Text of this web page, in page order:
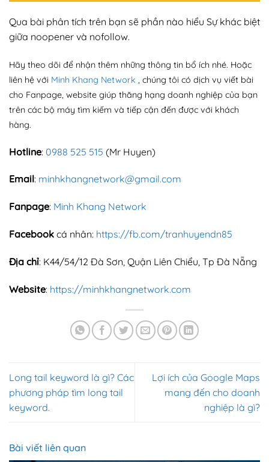
Qua bài phân tích trên bạn sẽ phần nào hiểu Sự khác biệt
giữa noopener và nofollow.
Hãy theo dõi để nhận thêm những thông tin bổ ích nhé. Hoặc
liên hệ với Minh Khang Network , chúng tôi có dịch vụ viết bài
cho Fanpage, website giúp thăng hạng doanh nghiệp của bạn
trên các bộ máy tìm kiếm và tiếp cận đến được với khách
hàng.
Hotline: 0988 525 515 (Mr Huyen)
Email: minhkhangnetwork@gmail.com
Fanpage: Minh Khang Network
Facebook cá nhân: https://fb.com/tranhuyendn85
Địa chỉ: K44/54/12 Đà Sơn, Quận Liên Chiểu, Tp Đà Nẵng
Website: https://minhkhangnetwork.com
Long tail keyword là gì? Các
phương pháp tìm long tail
keyword.
Lợi ích của Google Maps
mang đến cho doanh
nghiệp là gì?
Bài viết liên quan